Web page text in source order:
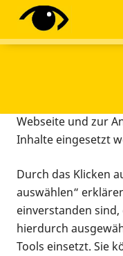
Diese Webseite
Tracking-Tools ein.
Webseite und zur
Inhalte eingesetzt
Durch das Klicken
auswählen“
einverstanden sind,
hierdurch
Tools einsetzt. Sie